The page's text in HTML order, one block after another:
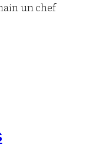
un chef